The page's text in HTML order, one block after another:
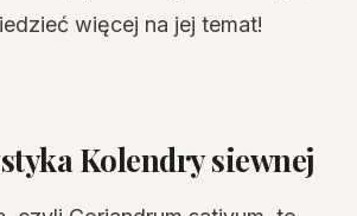
więcej na jej temat!
Kolendry siewnej